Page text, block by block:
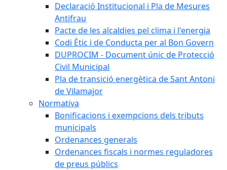
Declaració Institucional i Pla de Mesures
Antifrau
Pacte de les alcaldies pel clima i l'energia
Codi Ètic i de Conducta per al Bon Govern
DUPROCIM - Document únic de Protecció
Civil Municipal
Pla de transició energètica de Sant Antoni
de Vilamajor
Normativa
Bonificacions i exempcions dels tributs
municipals
Ordenances generals
Ordenances fiscals i normes reguladores
de preus públics